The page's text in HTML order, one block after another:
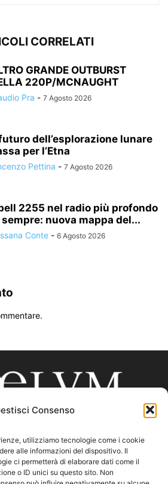
Consenso
utilizziamo tecnologie come i cookie
alle informazioni del dispositivo. Il
ci permetterà di elaborare dati come il
o ID unici su questo sito. Non
CORRELATI
GRANDE OUTBURST
220P/MCNAUGHT
Pra - 7 Agosto 2026
dell’esplorazione lunare
per l’Etna
Pettina - 7 Agosto 2026
2255 nel radio più profondo
nuova mappa del...
Conte - 6 Agosto 2026
CHI SIAMO